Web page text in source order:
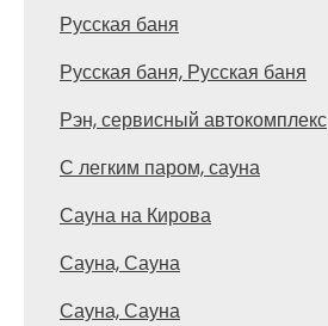
Русская баня
Русская баня, Русская баня
Рэн, сервисный автокомплекс
С легким паром, сауна
Сауна на Кирова
Сауна, Сауна
Сауна, Сауна